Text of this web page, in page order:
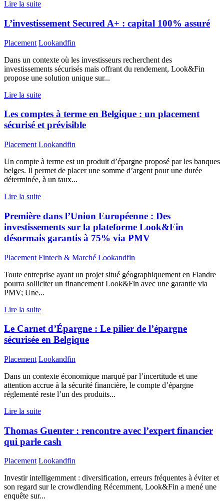
Lire la suite
L’investissement Secured A+ : capital 100% assuré
Placement Lookandfin
Dans un contexte où les investisseurs recherchent des
investissements sécurisés mais offrant du rendement, Look&Fin
propose une solution unique sur...
Lire la suite
Les comptes à terme en Belgique : un placement
sécurisé et prévisible
Placement Lookandfin
Un compte à terme est un produit d’épargne proposé par les banques
belges. Il permet de placer une somme d’argent pour une durée
déterminée, à un taux...
Lire la suite
Première dans l’Union Européenne : Des
investissements sur la plateforme Look&Fin
désormais garantis à 75% via PMV
Placement Fintech & Marché Lookandfin
Toute entreprise ayant un projet situé géographiquement en Flandre
pourra solliciter un financement Look&Fin avec une garantie via
PMV; Une...
Lire la suite
Le Carnet d’Épargne : Le pilier de l’épargne
sécurisée en Belgique
Placement Lookandfin
Dans un contexte économique marqué par l’incertitude et une
attention accrue à la sécurité financière, le compte d’épargne
réglementé reste l’un des produits...
Lire la suite
Thomas Guenter : rencontre avec l’expert financier
qui parle cash
Placement Lookandfin
Investir intelligemment : diversification, erreurs fréquentes à éviter et
son regard sur le crowdlending Récemment, Look&Fin a mené une
enquête sur...